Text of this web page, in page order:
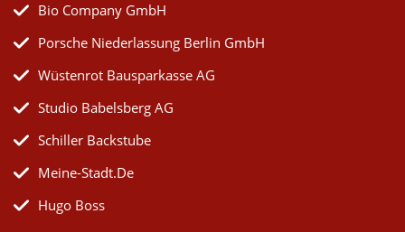
Bio Company GmbH
Porsche Niederlassung Berlin GmbH
Wüstenrot Bausparkasse AG
Studio Babelsberg AG
Schiller Backstube
Meine-Stadt.de
Hugo Boss